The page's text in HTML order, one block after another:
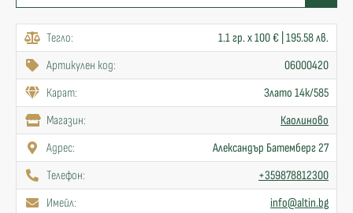
Тегло:
1.1 гр. x 100 € | 195.58 лв.
Артикулен код:
06000420
Карат:
Злато 14к/585
Mагазин:
Каолиново
Адрес:
Александър Батемберг 27
Телефон:
+359878812300
Имейл:
info@altin.bg